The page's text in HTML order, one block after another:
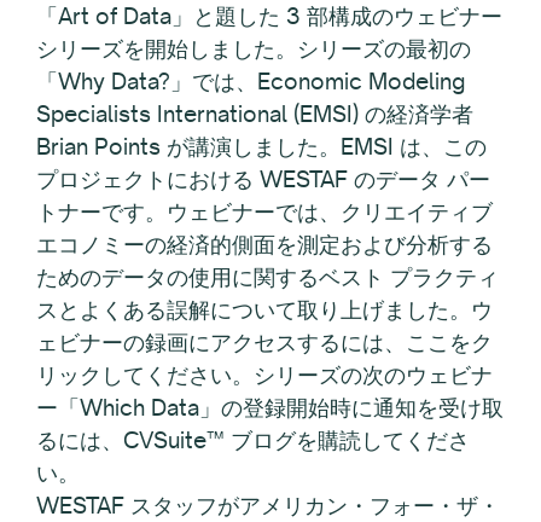
「Art of Data」と題した 3 部構成のウェビナー
シリーズを開始しました。シリーズの最初の
「Why Data?」では、Economic Modeling
Specialists International (EMSI) の経済学者
Brian Points が講演しました。EMSI は、この
プロジェクトにおける WESTAF のデータ パー
トナーです。ウェビナーでは、クリエイティブ
エコノミーの経済的側面を測定および分析する
ためのデータの使用に関するベスト プラクティ
スとよくある誤解について取り上げました。ウ
ェビナーの録画にアクセスするには、ここをク
リックしてください。シリーズの次のウェビナ
ー「Which Data」の登録開始時に通知を受け取
るには、CVSuite™ ブログを購読してくださ
い。
WESTAF スタッフがアメリカン・フォー・ザ・